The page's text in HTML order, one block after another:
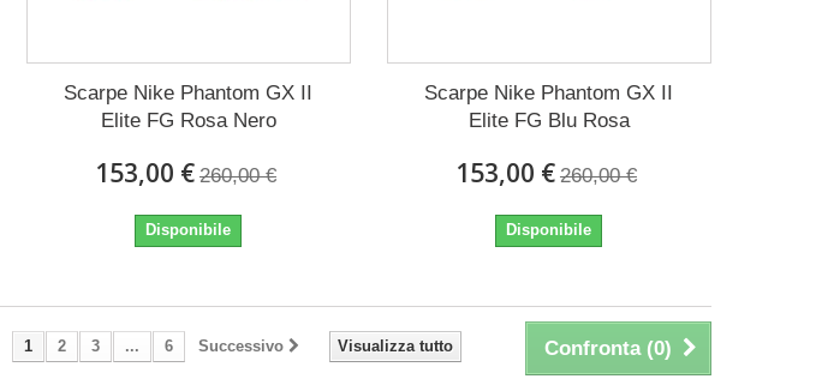
Scarpe Nike Phantom GX II
Elite FG Rosa Nero
153,00 € 260,00 €
Disponibile
Scarpe Nike Phantom GX II
Elite FG Blu Rosa
153,00 € 260,00 €
Disponibile
Confronta (0)
Visualizza tutto
1 2 3 ... 6 Successivo